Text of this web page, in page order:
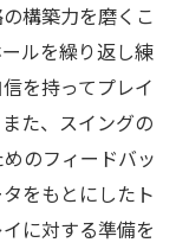
構築力を磨くこ
ルを繰り返し練
を持ってプレイ
た、スイングの
のフィードバッ
をもとにしたト
に対する準備を